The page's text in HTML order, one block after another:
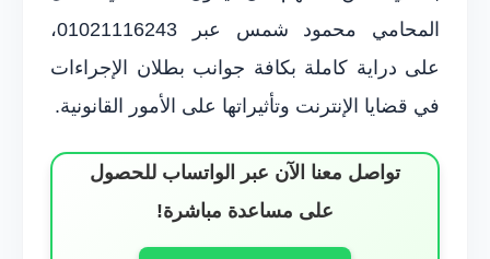
المحامي محمود شمس عبر 01021116243،
على دراية كاملة بكافة جوانب بطلان الإجراءات
في قضايا الإنترنت وتأثيراتها على الأمور القانونية.
تواصل معنا الآن عبر الواتساب للحصول
على مساعدة مباشرة!